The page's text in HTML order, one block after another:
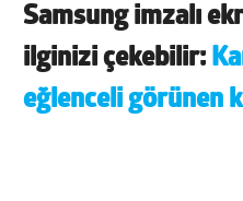
Samsung imzalı
ilginizi çekebilir:
eğlenceli görünen